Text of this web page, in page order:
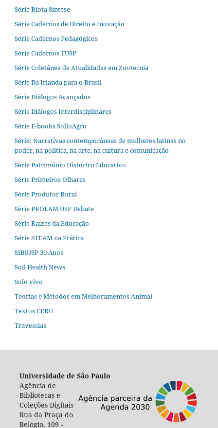
Série Biota Síntese
Série Cadernos de Direito e Inovação
Série Cadernos Pedagógicos
Série Cadernos TUSP
Série Coletânea de Atualidades em Zootecnia
Série Da Irlanda para o Brasil
Série Diálogos Avançados
Série Diálogos Interdisciplinares
Série E-books SolloAgro
Série: Narrativas contemporâneas de mulheres latinas no
poder, na política, na arte, na cultura e comunicação
Série Patrimônio Histórico Educativo
Série Primeiros Olhares
Série Produtor Rural
Série PROLAM USP Debate
Série Raízes da Educação
Série STEAM na Prática
SIBiUSP 30 Anos
Soil Health News
Solo vivo
Teorias e Métodos em Melhoramentos Animal
Textos CERU
Travessias
Universidade de São Paulo
Agência de
Bibliotecas e
Coleções Digitais
Rua da Praça do
Relógio, 109 -